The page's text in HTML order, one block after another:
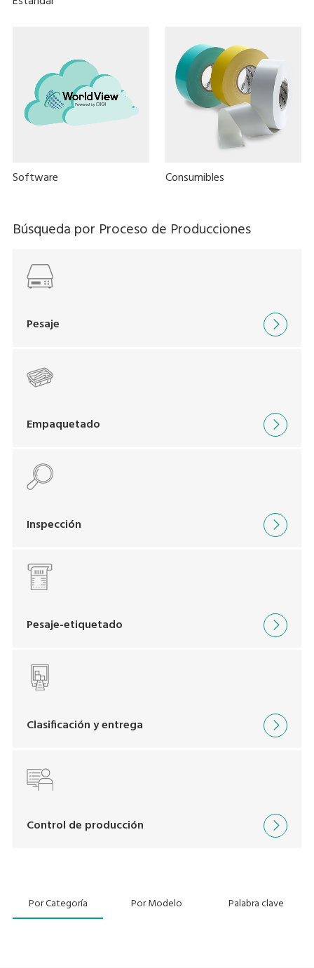
Software Consumibles
Búsqueda por Proceso de Producciones
Pesaje
Empaquetado
Inspección
Pesaje-etiquetado
Clasificación y entrega
Control de producción
Por Categoría Por Modelo Palabra clave